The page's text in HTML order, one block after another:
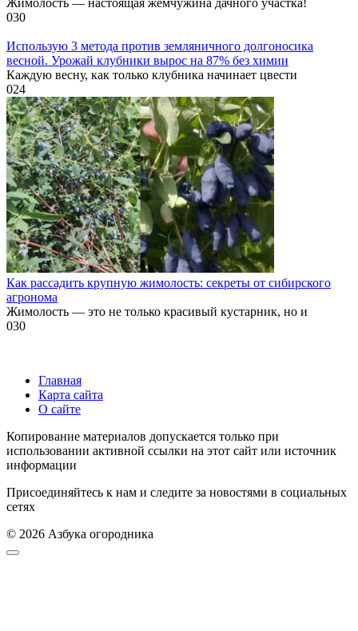
030
Использую 3 метода против земляничного долгоносика
весной. Урожай клубники вырос на 87% без химии
Каждую весну, как только клубника начинает цвести
024
Как рассадить крупную жимолость: секреты от сибирского
агронома
Жимолость — это не только красивый кустарник, но и
030
Главная
Карта сайта
О сайте
Копирование материалов допускается только при
использовании активной ссылки на этот сайт или источник
информации
Присоединяйтесь к нам и следите за новостями в социальных
сетях
© 2026 Азбука огородника